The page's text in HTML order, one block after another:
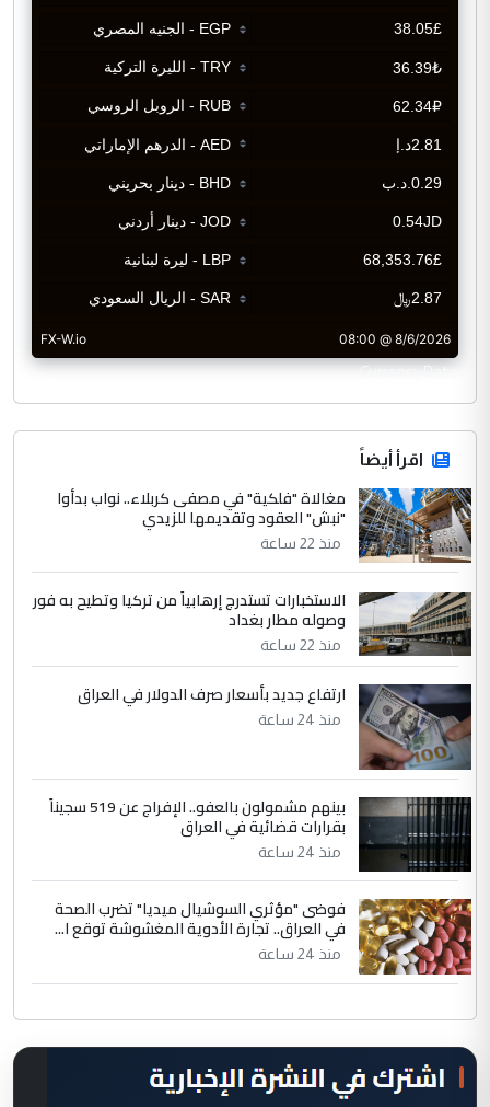
CurrencyRate
اقرأ أيضاً
مغالاة "فلكية" في مصفى كربلاء.. نواب بدأوا
"نبش" العقود وتقديمها للزيدي
منذ 22 ساعة
الاستخبارات تستدرج إرهابياً من تركيا وتطيح به فور
وصوله مطار بغداد
منذ 22 ساعة
ارتفاع جديد بأسعار صرف الدولار في العراق
منذ 24 ساعة
بينهم مشمولون بالعفو.. الإفراج عن 519 سجيناً
بقرارات قضائية في العراق
منذ 24 ساعة
فوضى "مؤثري السوشيال ميديا" تضرب الصحة
في العراق.. تجارة الأدوية المغشوشة توقع ا...
منذ 24 ساعة